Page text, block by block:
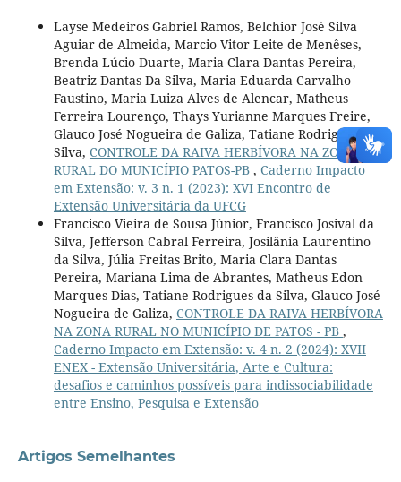
Layse Medeiros Gabriel Ramos, Belchior José Silva
Aguiar de Almeida, Marcio Vitor Leite de Menêses,
Brenda Lúcio Duarte, Maria Clara Dantas Pereira,
Beatriz Dantas Da Silva, Maria Eduarda Carvalho
Faustino, Maria Luiza Alves de Alencar, Matheus
Ferreira Lourenço, Thays Yurianne Marques Freire,
Glauco José Nogueira de Galiza, Tatiane Rodrigues da
Silva, CONTROLE DA RAIVA HERBÍVORA NA ZONA
RURAL DO MUNICÍPIO PATOS-PB , Caderno Impacto
em Extensão: v. 3 n. 1 (2023): XVI Encontro de
Extensão Universitária da UFCG
Francisco Vieira de Sousa Júnior, Francisco Josival da
Silva, Jefferson Cabral Ferreira, Josilânia Laurentino
da Silva, Júlia Freitas Brito, Maria Clara Dantas
Pereira, Mariana Lima de Abrantes, Matheus Edon
Marques Dias, Tatiane Rodrigues da Silva, Glauco José
Nogueira de Galiza, CONTROLE DA RAIVA HERBÍVORA
NA ZONA RURAL NO MUNICÍPIO DE PATOS - PB ,
Caderno Impacto em Extensão: v. 4 n. 2 (2024): XVII
ENEX - Extensão Universitária, Arte e Cultura:
desafios e caminhos possíveis para indissociabilidade
entre Ensino, Pesquisa e Extensão
Artigos Semelhantes